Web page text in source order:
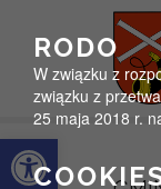
Otwórz pasek narzędzi
RODO
W związku z
związku z
25 maja 2018 r.